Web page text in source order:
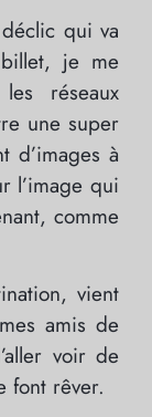
qui va
je me
réseaux
une super
d’images à
l’image qui
comme
vient
amis de
voir de
font rêver.